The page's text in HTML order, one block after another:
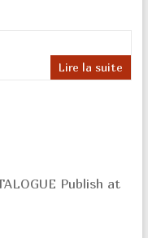
Lire la suite
Publish at